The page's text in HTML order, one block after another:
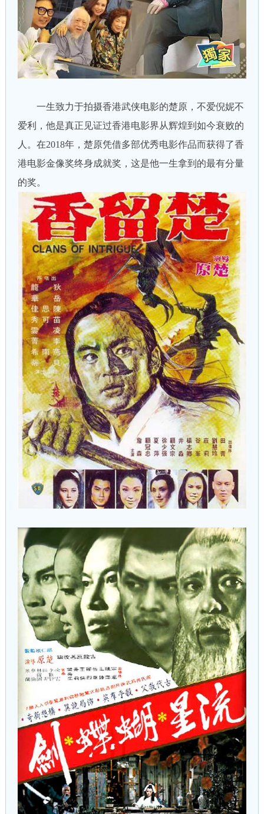
一生致力于拍摄香港武侠电影的楚原，不爱倪妮不
爱利，他是真正见证过香港电影界从辉煌到如今衰败的
人。在2018年，楚原凭借多部优秀电影作品而获得了香
港电影金像奖终身成就奖，这是他一生拿到的最有分量
的奖。